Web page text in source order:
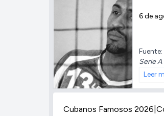
6 de
Fuente:
Serie A
Leer
Cubanos Famosos 2026